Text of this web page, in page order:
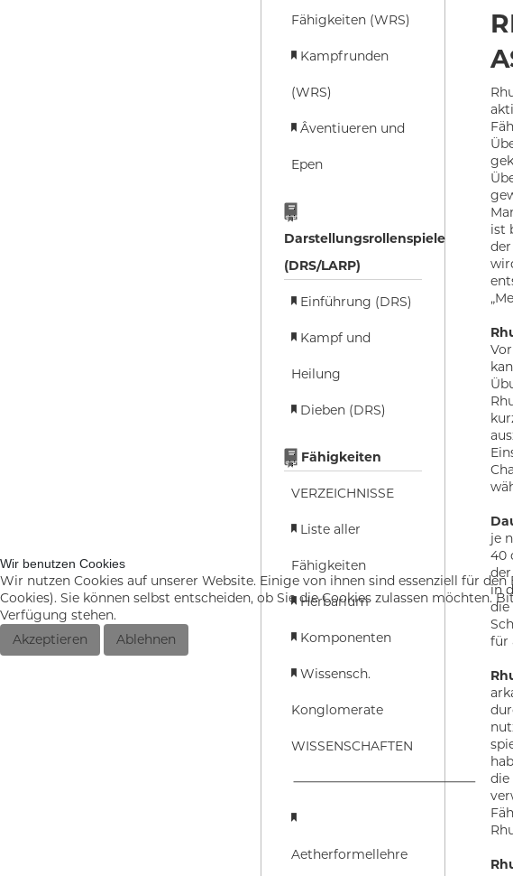
Fähigkeiten (WRS)
Kampfrunden
(WRS)
Âventiueren und
Epen
Darstellungsrollenspiele
(DRS/LARP)
Einführung (DRS)
Kampf und
Heilung
Dieben (DRS)
Fähigkeiten
VERZEICHNISSE
Liste aller
Fähigkeiten
Herbarium
Komponenten
Wissensch.
Konglomerate
WISSENSCHAFTEN
Aetherformellehre
ist
je
40
in
die
für
die
Wir benutzen Cookies
Wir nutzen Cookies auf unserer Website. Einige von ihnen sind essenziell für
Cookies). Sie können selbst entscheiden, ob Sie die Cookies zulassen
Verfügung stehen.
Akzeptieren
Ablehnen